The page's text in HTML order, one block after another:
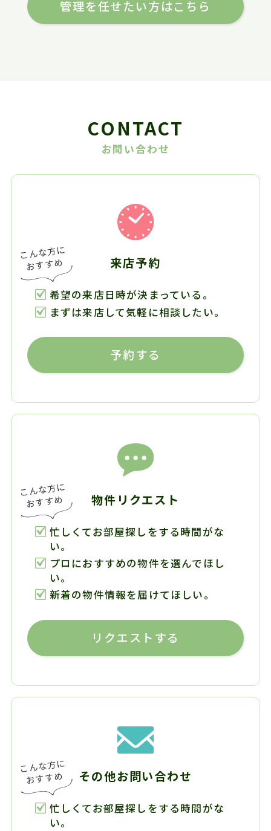
管理を任せたい方はこちら
CONTACT
お問い合わせ
来店予約
希望の来店日時が決まっている。
まずは来店して気軽に相談したい。
予約する
物件リクエスト
忙しくてお部屋探しをする時間がな
い。
プロにおすすめの物件を選んでほし
い。
新着の物件情報を届けてほしい。
リクエストする
その他お問い合わせ
忙しくてお部屋探しをする時間がな
い。